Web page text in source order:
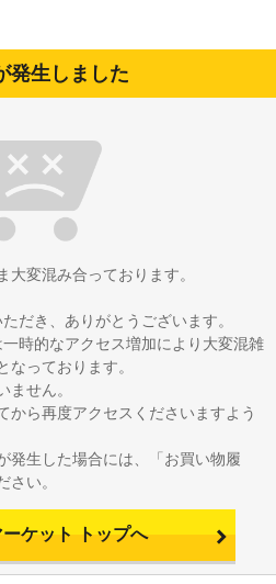
発生しました
変混み合っております。
だき、ありがとうございます。
時的なアクセス増加により大変混雑
なっております。
ません。
から再度アクセスくださいますよう
発生した場合には、「お買い物履
さい。
ケット トップへ